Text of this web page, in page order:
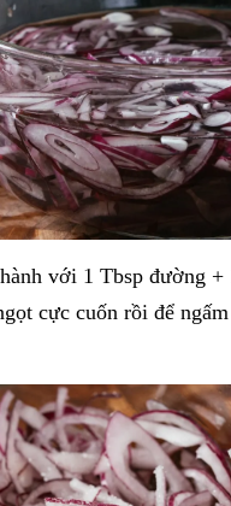
với 1 Tbsp đường +
cực cuốn rồi để